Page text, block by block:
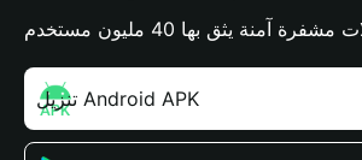
يثق بها 40 مليون مستخدم
تنزيل Android APK